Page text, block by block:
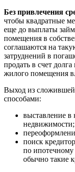
Без привлечения
чтобы квадратные
еще до выплаты
помещения в
соглашаются на
затруднений в
продать в счет
жилого помещения
Выход из
способами:
выставление в
недвижимости;
поиск
по
обычно такие